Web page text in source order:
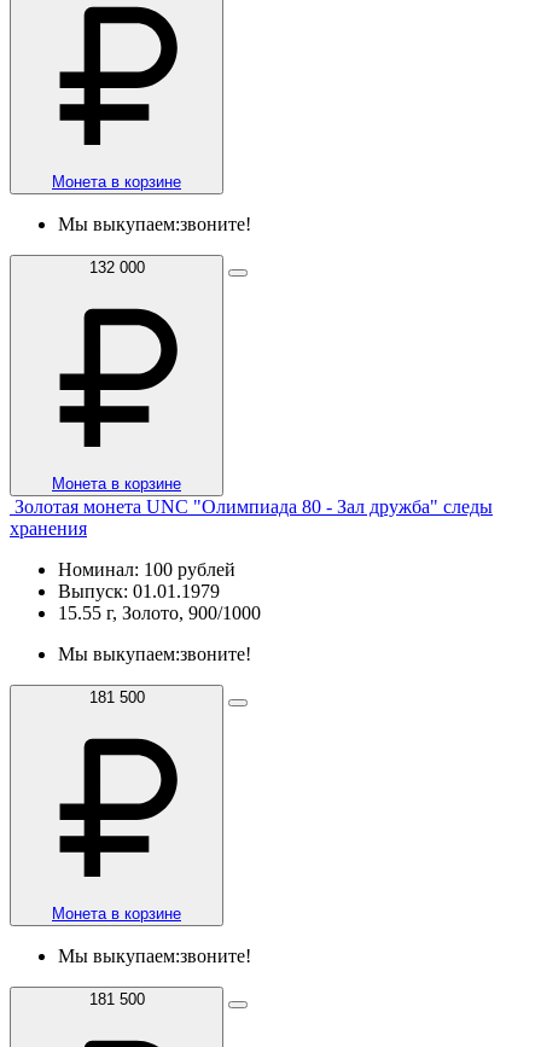
Монета в корзине
Мы выкупаем:звоните!
132 000
Монета в корзине
Золотая монета UNC "Олимпиада 80 - Зал дружба" следы
хранения
Номинал: 100 рублей
Выпуск: 01.01.1979
15.55 г, Золото, 900/1000
Мы выкупаем:звоните!
181 500
Монета в корзине
Мы выкупаем:звоните!
181 500